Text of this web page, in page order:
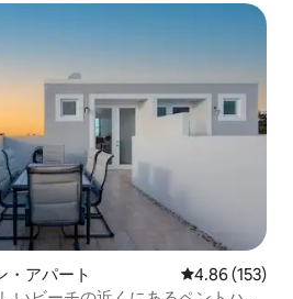
・アパート レビュー153
4.86 (153)